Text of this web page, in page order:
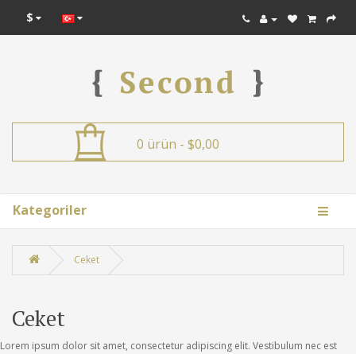
$
0 ürün - $0,00
Kategoriler
Ceket
Ceket
Lorem ipsum dolor sit amet, consectetur adipiscing elit. Vestibulum nec est